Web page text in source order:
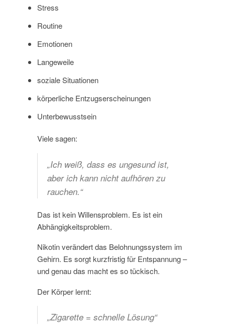
Stress
Routine
Emotionen
Langeweile
soziale Situationen
körperliche Entzugserscheinungen
Unterbewusstsein
Viele sagen:
„Ich weiß, dass es ungesund ist,
aber ich kann nicht aufhören zu
rauchen.“
Das ist kein Willensproblem. Es ist ein
Abhängigkeitsproblem.
Nikotin verändert das Belohnungssystem im
Gehirn. Es sorgt kurzfristig für Entspannung –
und genau das macht es so tückisch.
Der Körper lernt:
„Zigarette = schnelle Lösung“